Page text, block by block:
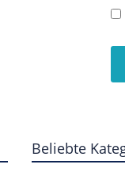
Beliebte